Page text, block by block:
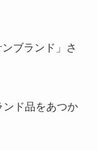
ブランド」さ
ンド品をあつか